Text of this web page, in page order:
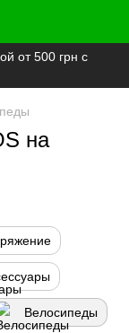
от 500 грн с
на
Велосипеды